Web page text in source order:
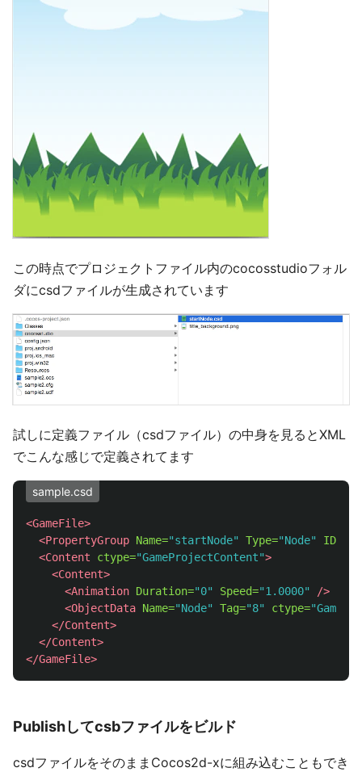
この時点でプロジェクトファイル内のcocosstudioフォル
ダにcsdファイルが生成されています
試しに定義ファイル（csdファイル）の中身を見るとXML
でこんな感じで定義されてます
sample.csd
<GameFile>
<PropertyGroup Name="startNode" Type="Node" ID=
<Content
ctype="GameProjectContent">
<Content>
<Animation Duration="0" Speed="1.0000"
/>
<ObjectData Name="Node" Tag="8" ctype=
</Content>
</Content>
</GameFile>
Publishしてcsbファイルをビルド
csdファイルをそのままCocos2d-xに組み込むこともでき